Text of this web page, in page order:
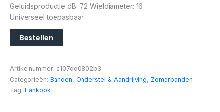
Geluidsproductie dB: 72 Wieldiameter: 16
Universeel toepasbaar
Bestellen
Artikelnummer: c107dd0802b3
Categorieën: Banden, Onderstel & Aandrijving, Zomerbanden
Tag: Hankook